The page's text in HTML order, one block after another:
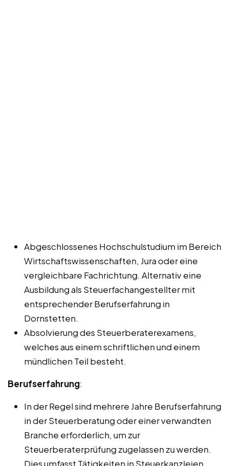
Abgeschlossenes Hochschulstudium im Bereich
Wirtschaftswissenschaften, Jura oder eine
vergleichbare Fachrichtung. Alternativ eine
Ausbildung als Steuerfachangestellter mit
entsprechender Berufserfahrung in
Dornstetten.
Absolvierung des Steuerberaterexamens,
welches aus einem schriftlichen und einem
mündlichen Teil besteht.
Berufserfahrung:
In der Regel sind mehrere Jahre Berufserfahrung
in der Steuerberatung oder einer verwandten
Branche erforderlich, um zur
Steuerberaterprüfung zugelassen zu werden.
Dies umfasst Tätigkeiten in Steuerkanzleien,